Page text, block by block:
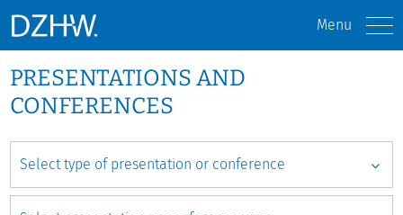
Menu
PRESENTATIONS AND
CONFERENCES